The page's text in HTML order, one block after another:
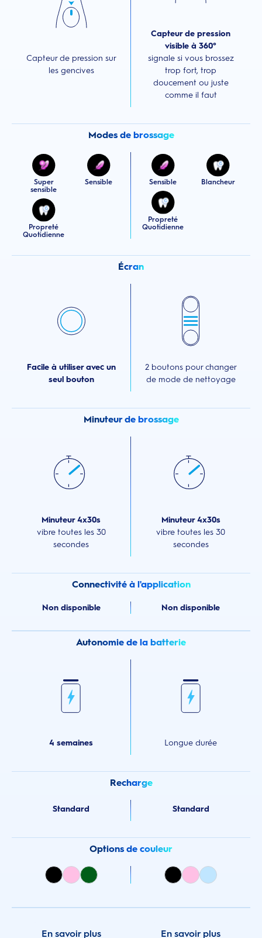
Capteur de pression sur
les gencives
Capteur de pression
visible à 360°
signale si vous brossez
trop fort, trop
doucement ou juste
comme il faut
Modes de brossage
Super
sensible
Sensible
Propreté
Quotidienne
Sensible Blancheur
Propreté
Quotidienne
Écran
Facile à utiliser avec un
seul bouton
2 boutons pour changer
de mode de nettoyage
Minuteur de brossage
Minuteur 4x30s
vibre toutes les 30
secondes
Minuteur 4x30s
vibre toutes les 30
secondes
Connectivité à l'application
Non disponible Non disponible
Autonomie de la batterie
4 semaines Longue durée
Recharge
Standard Standard
Options de couleur
En savoir plus En savoir plus